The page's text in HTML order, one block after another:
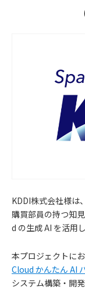
KDDI株式会社様は
購買部員の持つ知
d の生成 AI を活用
本プロジェクトに
Cloud かんたん AI
システム構築・開